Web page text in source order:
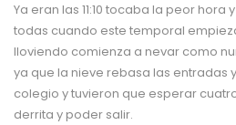
Ya eran las 11:10 tocaba la peor
todas cuando este temporal
lloviendo comienza a nevar como
ya que la nieve rebasa las entradas
colegio y tuvieron que esperar
derrita y poder salir.